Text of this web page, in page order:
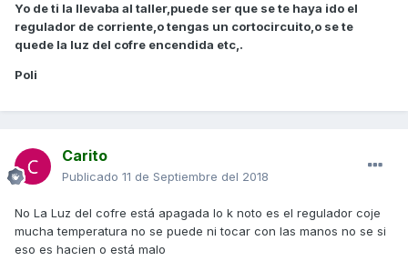
Yo de ti la llevaba al taller,puede ser que se te haya ido el
regulador de corriente,o tengas un cortocircuito,o se te
quede la luz del cofre encendida etc,.
Poli
Carito
Publicado 11 de Septiembre del 2018
No La Luz del cofre está apagada lo k noto es el regulador coje
mucha temperatura no se puede ni tocar con las manos no se si
eso es hacien o está malo